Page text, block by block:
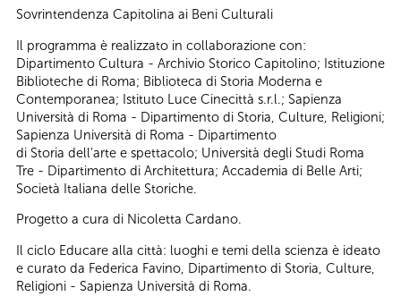
Sovrintendenza Capitolina ai Beni Culturali
Il programma è realizzato in collaborazione con:
Dipartimento Cultura - Archivio Storico Capitolino; Istituzione
Biblioteche di Roma; Biblioteca di Storia Moderna e
Contemporanea; Istituto Luce Cinecittà s.r.l.; Sapienza
Università di Roma - Dipartimento di Storia, Culture, Religioni;
Sapienza Università di Roma - Dipartimento
di Storia dell'arte e spettacolo; Università degli Studi Roma
Tre - Dipartimento di Architettura; Accademia di Belle Arti;
Società Italiana delle Storiche.
Progetto a cura di Nicoletta Cardano.
Il ciclo Educare alla città: luoghi e temi della scienza è ideato
e curato da Federica Favino, Dipartimento di Storia, Culture,
Religioni - Sapienza Università di Roma.